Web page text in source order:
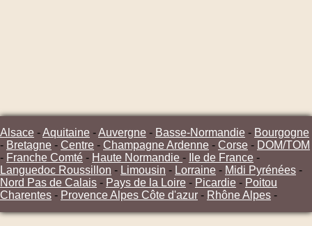
Alsace -Aquitaine -Auvergne - Basse-Normandie - Bourgogne
- Bretagne - Centre - Champagne Ardenne - Corse - DOM/TOM
- Franche Comté - Haute Normandie - Ile de France -
Languedoc Roussillon - Limousin - Lorraine - Midi Pyrénées -
Nord Pas de Calais - Pays de la Loire - Picardie - Poitou
Charentes - Provence Alpes Côte d'azur - Rhône Alpes -